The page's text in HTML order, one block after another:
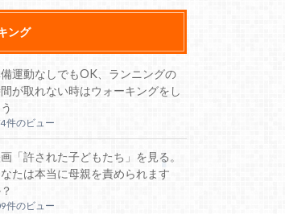
ング
運動なしでもOK、ランニングの
が取れない時はウォーキングをし
件のビュー
「許された子どもたち」を見る。
たは本当に母親を責められます
件のビュー